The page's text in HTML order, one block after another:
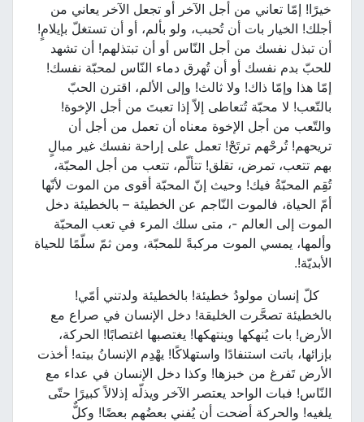
خيرًا! إمّا تعاني من أجل الآخر أو تجعل الآخر يعاني من
أجلك! الخيار بات أن تُحبب، ولو بألم، أو أن تستغلّ بإيلامٍ!
أن تبذل نفسك من أجل النّاس أو أن تبتذلهم! أن تشهد
للحبّ بدم نفسك أو أن تُهرق دماء النّاس لمحبّة نفسك!
إمّا هذا وإمّا ذاك! ولا ثالث! وإلى الألم، اقترن الحبّ
بالتّعب! لا محبّة تُتعاطى إلاّ إذا تعبتَ من أجل الإخوة!
والتّعب من أجل الإخوة معناه أن تعمل من أجل أن
تريحهم! تُرحْهم ترتَحْ! تعمل على إراحة نفسك غير مبالٍ
بهم تتعب، تمرض، تقلق! تتألّم، تتعب من أجل المحبّة،
تُقِم المحبّةُ فيك! وحيث إنّ المحبّة أقوى من الموت لأنّها
أمّ الحياة، فالموت النّاجم عن الخطيئة – بالخطيئة دخل
الموت إلى العالم -، متى سلك المرء في تعب المحبّة
وألمها، يمسي الموت مركبةً للمحبّة، ومن ثمّ سلّمًا للحياة
الأبديّة!.
كلّ إنسان مولودُ خطيئة! بالخطيئة ولدتني أمّي!
بالخطيئة تصحَّرت الخليقة! دخل الإنسان في صراع مع
الأرض! بات يُنهكها وينتهكها! يغتصبها اغتصابًا! الحركة،
بإزائها، باتت استنفادًا واستهلاكًا! يهْدِم الإنسانُ بيته! أخذت
الأرض تَفرغ من خبزها! وكذا دخل الإنسان في عداء مع
النّاس! فبات الواحد يعتصر الآخر ويذلّه إذلالاً كبيرًا حتّى
يلغيه! والحركة أضحت أن يُفني بعضُهم بعضًا! وكلٌّ